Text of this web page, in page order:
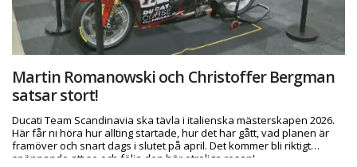
Martin Romanowski och Christoffer Bergman
satsar stort!
Ducati Team Scandinavia ska tävla i italienska mästerskapen 2026.
Här får ni höra hur allting startade, hur det har gått, vad planen är
framöver och snart dags i slutet på april. Det kommer bli riktigt
spännande att se och följa den här otroliga resan!